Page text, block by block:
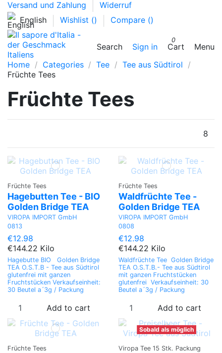
Versand und Zahlung
Widerruf
English
Wishlist () Compare ()
Search Sign in
0
Cart
Menu
Home
Categories Tee
Tee aus Südtirol
Früchte Tees
Früchte Tees
8
Früchte Tees
Hagebutten Tee - BIO
Golden Bridge TEA
VIROPA IMPORT GmbH
0813
€12.98
€144.22 Kilo
Hagebutte BIO Golden Bridge
TEA O.S.T.B - Tee aus Südtirol
glutenfrei mit ganzen
Fruchtstücken Verkaufseinheit:
30 Beutel a´3g / Packung
Add to cart
Früchte Tees
Waldfrüchte Tee -
Golden Bridge TEA
VIROPA IMPORT GmbH
0808
€12.98
€144.22 Kilo
Waldfrüchte Tee Golden Bridge
TEA O.S.T.B.- Tee aus Südtirol
mit ganzen Fruchtstücken
glutenfrei Verkaufseinheit: 30
Beutel a´3g / Packung
Add to cart
Früchte Tees
Sobald als möglich
Viropa Tee 15 Stk. Packung